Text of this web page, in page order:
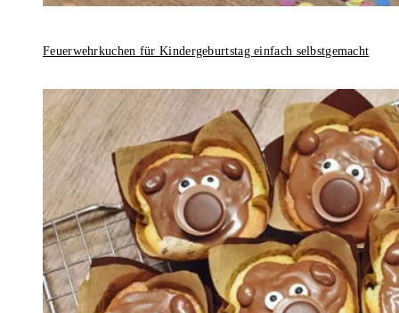
Feuerwehrkuchen für Kindergeburtstag einfach selbstgemacht